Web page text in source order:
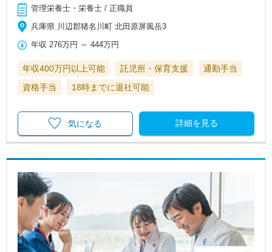
管理栄養士・栄養士 / 正職員
兵庫県 川辺郡猪名川町 北田原屏風岳3
年収 276万円 ～444万円
年収400万円以上可能 託児所・保育支援
通勤手当
資格手当
18時までに退社可能
詳細を見る
気になる